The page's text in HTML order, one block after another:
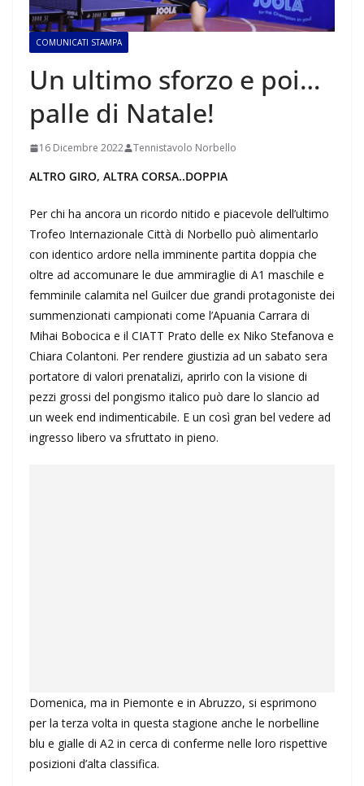
COMUNICATI STAMPA
Un ultimo sforzo e poi…
palle di Natale!
16 Dicembre 2022 Tennistavolo Norbello
ALTRO GIRO, ALTRA CORSA..DOPPIA
Per chi ha ancora un ricordo nitido e piacevole dell’ultimo
Trofeo Internazionale Città di Norbello può alimentarlo
con identico ardore nella imminente partita doppia che
oltre ad accomunare le due ammiraglie di A1 maschile e
femminile calamita nel Guilcer due grandi protagoniste dei
summenzionati campionati come l’Apuania Carrara di
Mihai Bobocica e il CIATT Prato delle ex Niko Stefanova e
Chiara Colantoni. Per rendere giustizia ad un sabato sera
portatore di valori prenatalizi, aprirlo con la visione di
pezzi grossi del pongismo italico può dare lo slancio ad
un week end indimenticabile. E un così gran bel vedere ad
ingresso libero va sfruttato in pieno.
Domenica, ma in Piemonte e in Abruzzo, si esprimono
per la terza volta in questa stagione anche le norbelline
blu e gialle di A2 in cerca di conferme nelle loro rispettive
posizioni d’alta classifica.